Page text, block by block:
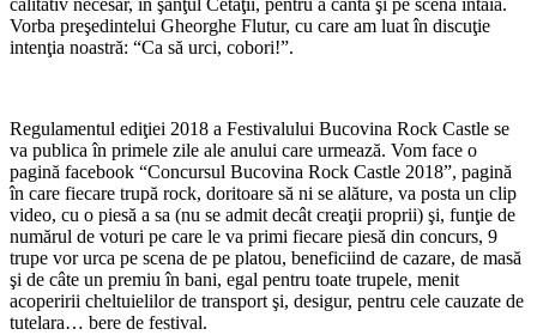
calitativ necesar, în şanţul Cetăţii, pentru a cânta şi pe scena întâia.
Vorba preşedintelui Gheorghe Flutur, cu care am luat în discuţie
intenţia noastră: “Ca să urci, cobori!”.
Regulamentul ediţiei 2018 a Festivalului Bucovina Rock Castle se
va publica în primele zile ale anului care urmează. Vom face o
pagină facebook “Concursul Bucovina Rock Castle 2018”, pagină
în care fiecare trupă rock, doritoare să ni se alăture, va posta un clip
video, cu o piesă a sa (nu se admit decât creaţii proprii) şi, funţie de
numărul de voturi pe care le va primi fiecare piesă din concurs, 9
trupe vor urca pe scena de pe platou, beneficiind de cazare, de masă
şi de câte un premiu în bani, egal pentru toate trupele, menit
acoperirii cheltuielilor de transport şi, desigur, pentru cele cauzate de
tutelara… bere de festival.